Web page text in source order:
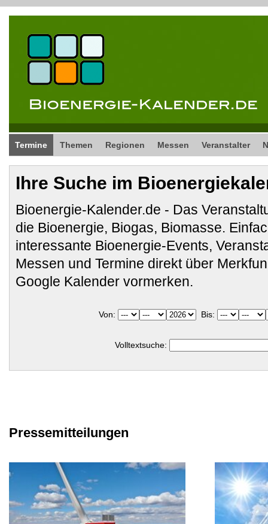
Termine Themen Regionen Messen Veranstalter
Ihre Suche im
Bioenergie-Kalender.de - Das
die Bioenergie, Biogas, Biomasse.
interessante Bioenergie-Events,
Messen und Termine direkt über
Google Kalender vormerken.
Von: Bis:
Volltextsuche:
Pressemitteilungen